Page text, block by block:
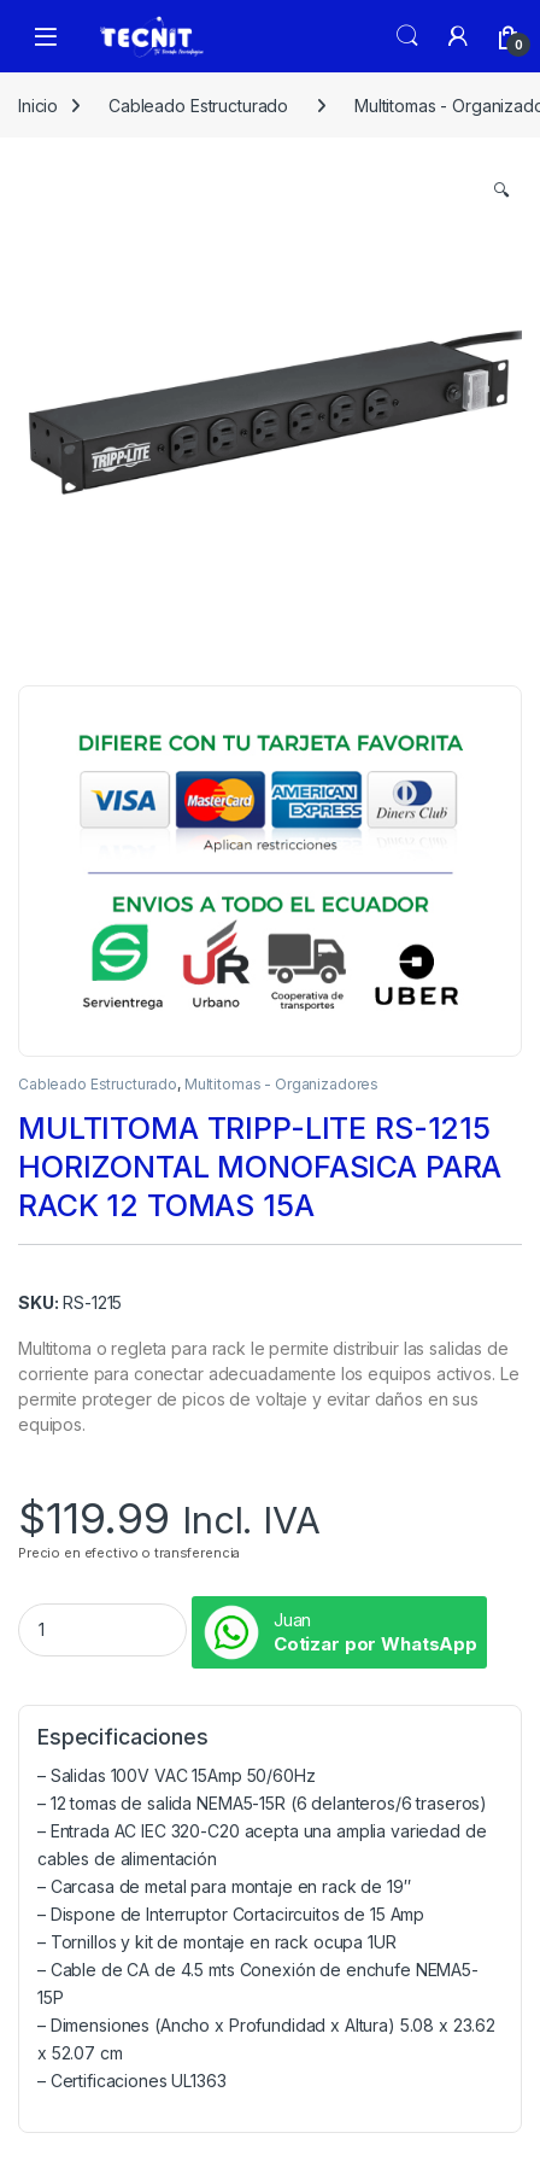
0
Inicio Cableado Estructurado Multitomas -
🔍
Cableado Estructurado, Multitomas - Organizadores
MULTITOMA TRIPP-LITE RS-1215
HORIZONTAL MONOFASICA PARA
RACK 12 TOMAS 15A
SKU: RS-1215
Multitoma o regleta para rack le permite distribuir las salidas de
corriente para conectar adecuadamente los equipos activos. Le
permite proteger de picos de voltaje y evitar daños en sus
equipos.
$119.99 Incl. IVA
Precio en efectivo o transferencia
Juan
Cotizar por WhatsApp
Especificaciones
– Salidas 100V VAC 15Amp 50/60Hz
– 12 tomas de salida NEMA5-15R (6 delanteros/6 traseros)
– Entrada AC IEC 320-C20 acepta una amplia variedad de
cables de alimentación
– Carcasa de metal para montaje en rack de 19″
– Dispone de Interruptor Cortacircuitos de 15 Amp
– Tornillos y kit de montaje en rack ocupa 1UR
– Cable de CA de 4.5 mts Conexión de enchufe NEMA5-
15P
– Dimensiones (Ancho x Profundidad x Altura) 5.08 x 23.62
x 52.07 cm
– Certificaciones UL1363